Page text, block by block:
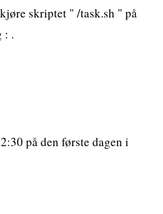
skriptet " /task.sh " på
: .
på den første dagen i